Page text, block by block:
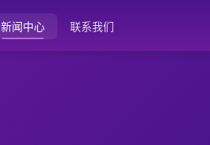
新闻中心 联系我们